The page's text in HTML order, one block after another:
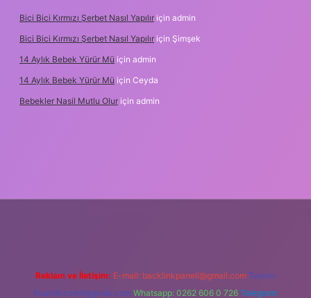
Bici Bici Kırmızı Şerbet Nasıl Yapılır için admin
Bici Bici Kırmızı Şerbet Nasıl Yapılır için Şimşek
14 Aylık Bebek Yürür Mü için admin
14 Aylık Bebek Yürür Mü için Ceyda
Bebekler Nasil Mutlu Olur için admin
Reklam ve İletişim: E-mail: backlinkpaneli@gmail.com Teams:
forumhizmeti@gmail.com Whatsapp: 0262 606 0 726 Telegram: